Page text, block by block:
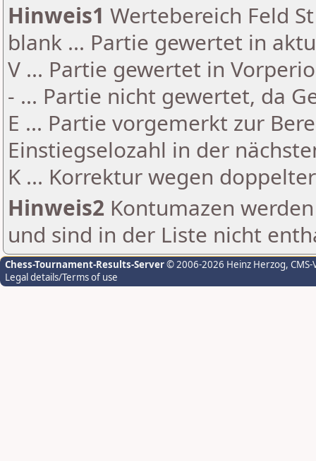
Hinweis1 Wertebereich Feld
blank ... Partie gewertet in
V ... Partie gewertet in
- ... Partie nicht gewertet, da
E ... Partie vorgemerkt zur
Einstiegselozahl in der
K ... Korrektur wegen
Hinweis2 Kontumazen
und sind in der Liste nicht
Chess-Tournament-Results-Server© 2006-2026 Heinz Herzog,
Legal details/Terms of use